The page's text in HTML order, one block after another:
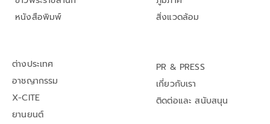
หนังสือพิมพ์
สิ่งแวดล้อม
ต่างประเทศ
อาชญากรรม
X-CITE
ยานยนต์
PR & PRESS
เกี่ยวกับเรา
ติดต่อและ สนับสนุน